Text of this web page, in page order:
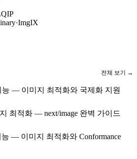
전체 보기 →
능 — 이미지 최적화와 국제화 지원
최적화 — next/image 완벽 가이드
능 — 이미지 최적화와 Conformance